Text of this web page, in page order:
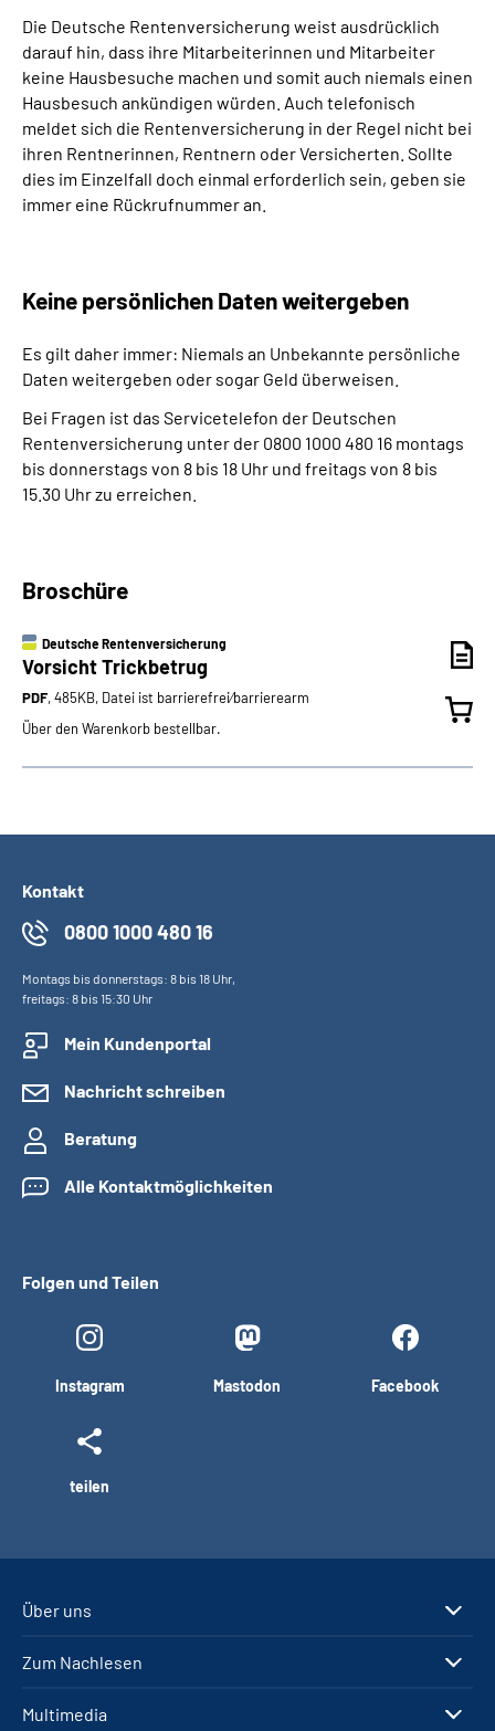
Die Deutsche Rentenversicherung weist ausdrücklich
darauf hin, dass ihre Mitarbeiterinnen und Mitarbeiter
keine Hausbesuche machen und somit auch niemals einen
Hausbesuch ankündigen würden. Auch telefonisch
meldet sich die Rentenversicherung in der Regel nicht bei
ihren Rentnerinnen, Rentnern oder Versicherten. Sollte
dies im Einzelfall doch einmal erforderlich sein, geben sie
immer eine Rückrufnummer an.
Keine persönlichen Daten weitergeben
Es gilt daher immer: Niemals an Unbekannte persönliche
Daten weitergeben oder sogar Geld überweisen.
Bei Fragen ist das Servicetelefon der Deutschen
Rentenversicherung unter der 0800 1000 480 16 montags
bis donnerstags von 8 bis 18 Uhr und freitags von 8 bis
15.30 Uhr zu erreichen.
Broschüre
Deutsche Rentenversicherung
Vorsicht Trickbetrug
PDF, 485KB, Datei ist barrierefrei⁄barrierearm
Über den Warenkorb bestellbar.
Kontakt
0800 1000 480 16
Montags bis donnerstags: 8 bis 18 Uhr,
freitags: 8 bis 15:30 Uhr
Mein Kundenportal
Nachricht schreiben
Beratung
Alle Kontaktmöglichkeiten
Folgen und Teilen
Instagram Mastodon Facebook
teilen
Über uns
Zum Nachlesen
Multimedia